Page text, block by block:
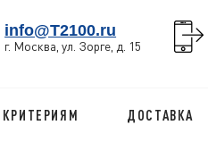
info@T2100.ru
г. Москва, ул. Зорге, д. 15
ДОСТАВКА